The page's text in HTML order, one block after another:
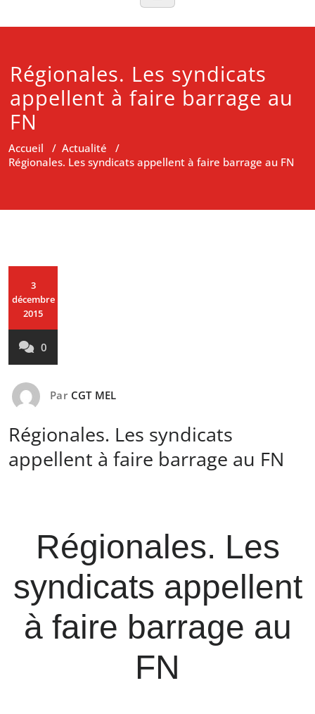
Régionales. Les syndicats
appellent à faire barrage au
FN
Accueil / Actualité /
Régionales. Les syndicats appellent à faire barrage au FN
3
décembre
2015
0
Par CGT MEL
Régionales. Les syndicats
appellent à faire barrage au FN
Régionales. Les
syndicats appellent
à faire barrage au
FN